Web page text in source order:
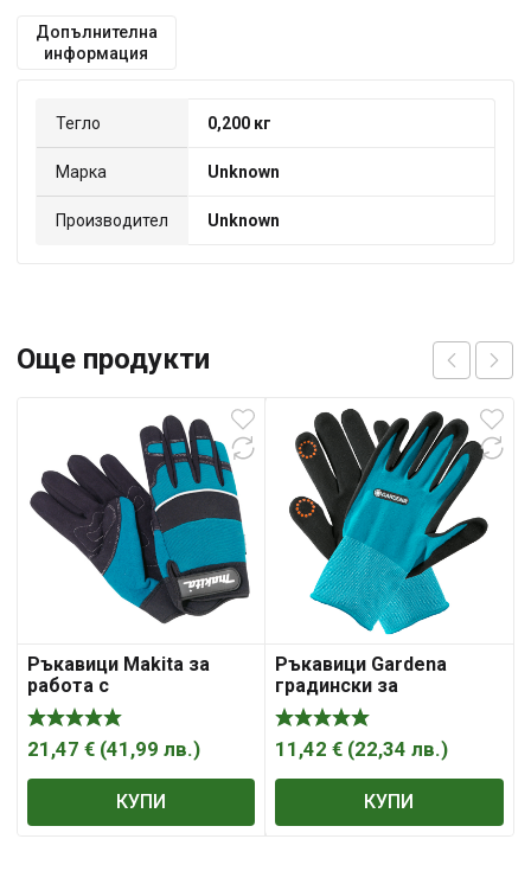
Допълнителна
информация
Тегло 0,200 кг
Марка Unknown
Производител Unknown
Още продукти
Ръкавици Makita за
работа с
електроинструменти
размер 11
21,47 € (41,99 лв.)
КУПИ
Ръкавици Gardena
градински за
разсаждане размер S,
зелени
11,42€ (22,34лв.)
КУПИ